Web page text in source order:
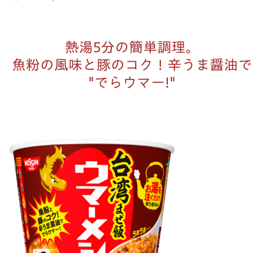
熱湯5分の簡単調理。
魚粉の風味と豚のコク！辛うま醤油で
"でらウマー!"